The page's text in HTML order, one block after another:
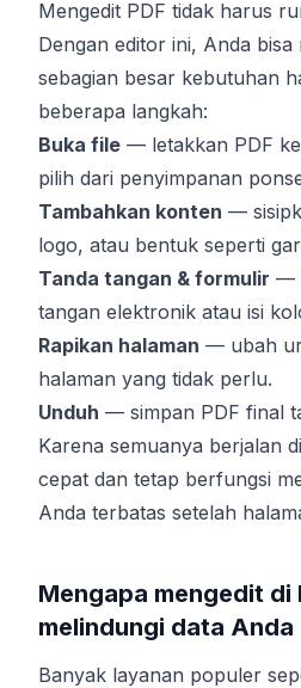
Mengedit PDF tidak harus
Dengan editor ini, Anda bisa
sebagian besar kebutuhan
beberapa langkah:
Buka file — letakkan PDF
pilih dari penyimpanan
Tambahkan konten —
logo, atau bentuk seperti
Tanda tangan & formulir —
tangan elektronik atau isi
Rapikan halaman — ubah
halaman yang tidak perlu.
Unduh — simpan PDF final
Karena semuanya berjalan
cepat dan tetap berfungsi
Anda terbatas setelah
Mengapa mengedit di
melindungi data Anda
Banyak layanan populer